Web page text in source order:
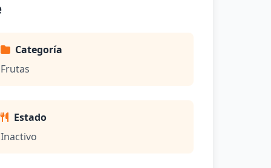
Categoría
Frutas
Estado
Inactivo